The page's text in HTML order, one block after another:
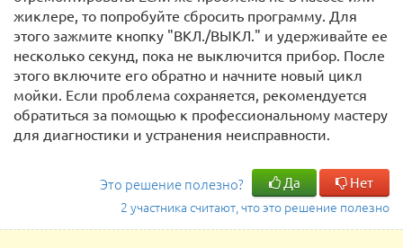
жиклере, то попробуйте сбросить программу. Для
этого зажмите кнопку "ВКЛ./ВЫКЛ." и удерживайте ее
несколько секунд, пока не выключится прибор. После
этого включите его обратно и начните новый цикл
мойки. Если проблема сохраняется, рекомендуется
обратиться за помощью к профессиональному мастеру
для диагностики и устранения неисправности.
Это решение полезно? Да Нет
2 участника считают, что это решение полезно